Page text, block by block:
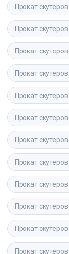
Прокат скутеров
Прокат скутеров
Прокат скутеров
Прокат скутеров
Прокат скутеров
Прокат скутеров
Прокат скутеров
Прокат скутеров
Прокат скутеров
Прокат скутеров
Прокат скутеров
Прокат скутеров